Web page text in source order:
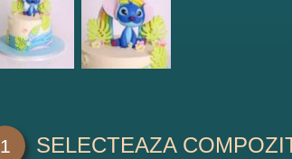
1 SELECTEAZA